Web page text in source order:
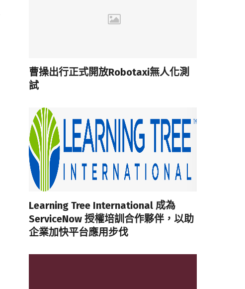
曹操出行正式開放Robotaxi無人化測
試
Learning Tree International 成為
ServiceNow 授權培訓合作夥伴，以助
企業加快平台應用步伐